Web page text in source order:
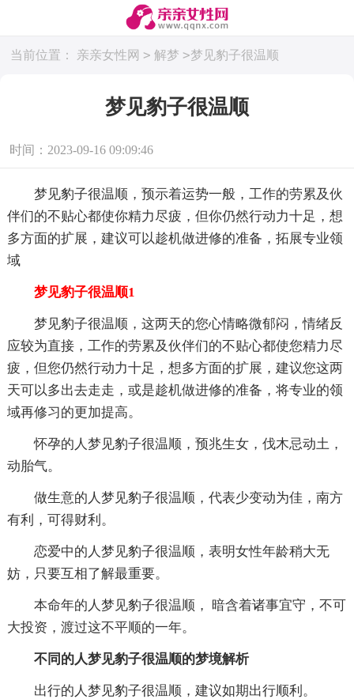
当前位置： 亲亲女性网 > 解梦 >梦见豹子很温顺
梦见豹子很温顺
时间：2023-09-16 09:09:46
梦见豹子很温顺，预示着运势一般，工作的劳累及伙
伴们的不贴心都使你精力尽疲，但你仍然行动力十足，想
多方面的扩展，建议可以趁机做进修的准备，拓展专业领
域
梦见豹子很温顺1
梦见豹子很温顺，这两天的您心情略微郁闷，情绪反
应较为直接，工作的劳累及伙伴们的不贴心都使您精力尽
疲，但您仍然行动力十足，想多方面的扩展，建议您这两
天可以多出去走走，或是趁机做进修的准备，将专业的领
域再修习的更加提高。
怀孕的人梦见豹子很温顺，预兆生女，伐木忌动土，
动胎气。
做生意的人梦见豹子很温顺，代表少变动为佳，南方
有利，可得财利。
恋爱中的人梦见豹子很温顺，表明女性年龄稍大无
妨，只要互相了解最重要。
本命年的人梦见豹子很温顺， 暗含着诸事宜守，不可
大投资，渡过这不平顺的一年。
不同的人梦见豹子很温顺的梦境解析
出行的人梦见豹子很温顺，建议如期出行顺利。